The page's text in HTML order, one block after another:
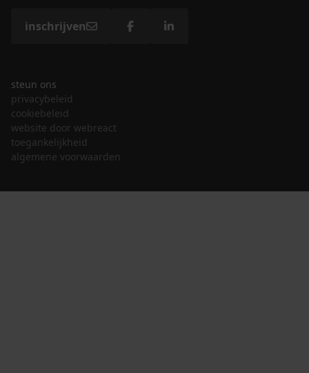
inschrijven
steun ons
privacybeleid
cookiebeleid
website door webreact
toegankelijkheid
algemene voorwaarden